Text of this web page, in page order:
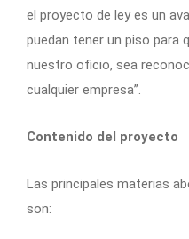
el proyecto de ley es un
puedan tener un piso para
nuestro oficio, sea
cualquier empresa”.
Contenido del proyecto
Las principales materias
son: